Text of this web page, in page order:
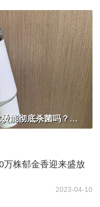
只装白开水就不会脏吗？开水烫能彻底杀菌吗？感控专家详解“吸管杯”藏菌真相｜都视频·热观察
万株郁金香迎来盛放
2023-04-10